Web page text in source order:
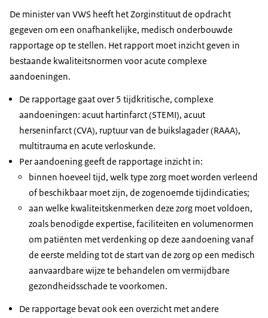
De minister van VWS heeft het Zorginstituut de opdracht
gegeven om een onafhankelijke, medisch onderbouwde
rapportage op te stellen. Het rapport moet inzicht geven in
bestaande kwaliteitsnormen voor acute complexe
aandoeningen.
De rapportage gaat over 5 tijdkritische, complexe
aandoeningen: acuut hartinfarct (STEMI), acuut
herseninfarct (CVA), ruptuur van de buikslagader (RAAA),
multitrauma en acute verloskunde.
Per aandoening geeft de rapportage inzicht in:
binnen hoeveel tijd, welk type zorg moet worden verleend
of beschikbaar moet zijn, de zogenoemde tijdindicaties;
aan welke kwaliteitskenmerken deze zorg moet voldoen,
zoals benodigde expertise, faciliteiten en volumenormen
om patiënten met verdenking op deze aandoening vanaf
de eerste melding tot de start van de zorg op een medisch
aanvaardbare wijze te behandelen om vermijdbare
gezondheidsschade te voorkomen.
De rapportage bevat ook een overzicht met andere